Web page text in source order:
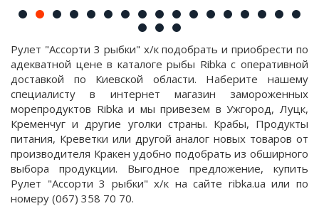
Рулет "Ассорти 3 рыбки" х/к подобрать и приобрести по
адекватной цене в каталоге рыбы Ribka с оперативной
доставкой по Киевской области. Наберите нашему
специалисту в интернет магазин замороженных
морепродуктов Ribka и мы привезем в Ужгород, Луцк,
Кременчуг и другие уголки страны. Крабы, Продукты
питания, Креветки или другой аналог новых товаров от
производителя Кракен удобно подобрать из обширного
выбора продукции. Выгодное предложение, купить
Рулет "Ассорти 3 рыбки" х/к на сайте ribka.ua или по
номеру (067) 358 70 70.